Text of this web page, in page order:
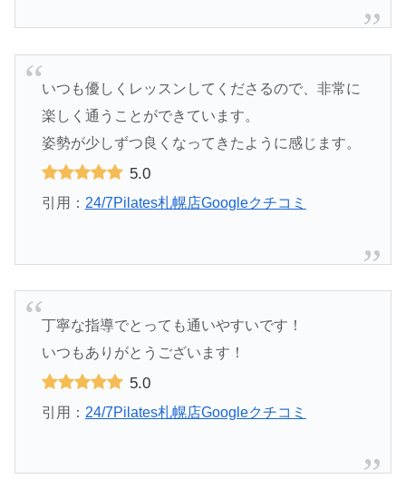
いつも優しくレッスンしてくださるので、非常に
楽しく通うことができています。
姿勢が少しずつ良くなってきたように感じます。
5.0
引用： 24/7Pilates札幌店Googleクチコミ
丁寧な指導でとっても通いやすいです！
いつもありがとうございます！
5.0
引用： 24/7Pilates札幌店Googleクチコミ